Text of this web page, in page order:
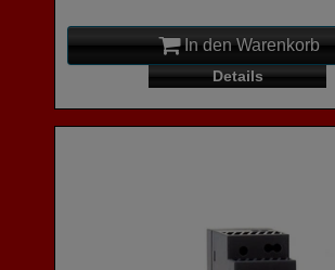
In den Warenkorb
Details